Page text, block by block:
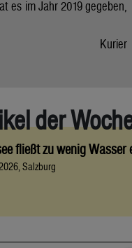
es im Jahr 2019 gegeben,
Kurier
der
fließt zu wenig Wasser
Salzburg